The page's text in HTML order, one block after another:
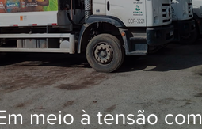
meio à tensão com